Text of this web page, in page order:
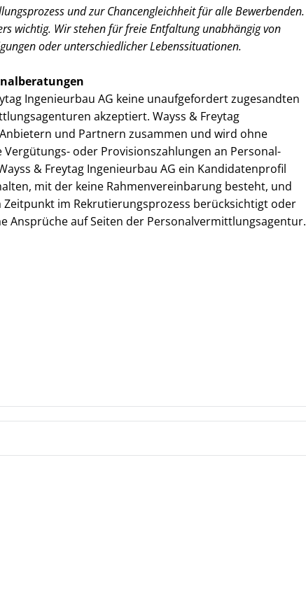
und zur Chancengleichheit für alle Bewerbenden.
wichtig. Wir stehen für freie Entfaltung unabhängig von
oder unterschiedlicher Lebenssituationen.
Ingenieurbau AG keine unaufgefordert zugesandten
akzeptiert. Wayss & Freytag
und Partnern zusammen und wird ohne
oder Provisionszahlungen an Personal­
& Freytag Ingenieurbau AG ein Kandidatenprofil
mit der keine Rahmenvereinbarung besteht, und
im Rekrutierungs­prozess berücksichtigt oder
Ansprüche auf Seiten der Personalvermittlungsagentur.